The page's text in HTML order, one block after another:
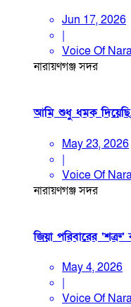
Jun 17, 2026
|
Voice Of
নারায়ণগঞ্জ সদর
আমি শুধু ধমক
May 23, 2026
|
Voice Of
নারায়ণগঞ্জ সদর
জিয়া পরিবারের
May 4, 2026
|
Voice Of